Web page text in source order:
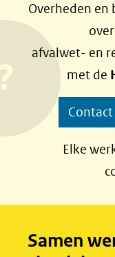
l
e
n
o
p
F
b
o
l
e
n
o
p
L
e
I
Overheden
afvalwet- en
met de
Elke
Samen